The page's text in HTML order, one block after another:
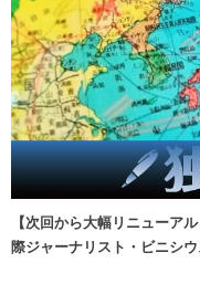
【次回から大幅リニューア
際ジャーナリスト・ビニシ